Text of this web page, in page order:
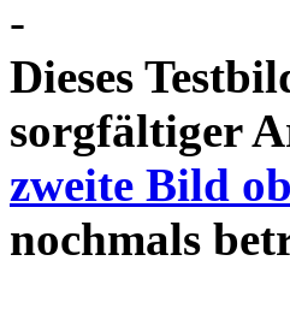
-
Dieses
sorgfältiger
zweite Bild
nochmals